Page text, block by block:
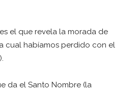
el que revela la morada de
cual habíamos perdido con el
da el Santo Nombre (la